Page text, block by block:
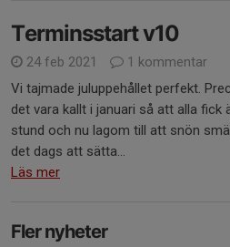
Terminsstart v10
24 feb 2021
1 kommentar
Vi tajmade juluppehållet perfekt.
det vara kallt i januari så att alla fick
stund och nu lagom till att snön
det dags att sätta...
Läs mer
Fler nyheter